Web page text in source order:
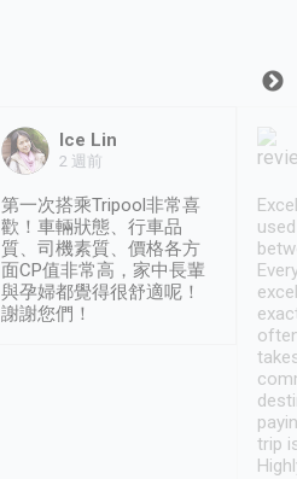
Ice Lin
2 週前
第一次搭乘Tripool非常喜
歡！車輛狀態、行車品
質、司機素質、價格各方
面CP值非常高，家中長輩
與孕婦都覺得很舒適呢！
謝謝您們！
trip